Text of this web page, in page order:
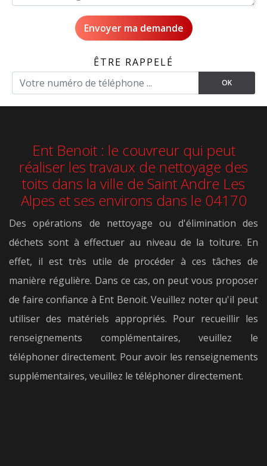
ÊTRE RAPPELÉ
Ent Benoit : le couvreur qui peut
réaliser les travaux de nettoyage des
toits dans la ville de Saint Andre Les
Alpes et ses environs dans le 04170
Des opérations de nettoyage ou d'élimination des
déchets sont à effectuer au niveau de la toiture. En
effet, il est très utile de procéder à ces tâches de
manière régulière. Dans ce cas, on peut vous proposer
de faire confiance à Ent Benoit. Veuillez noter qu'il peut
utiliser des matériels appropriés. Pour recueillir les
renseignements complémentaires, veuillez le
téléphoner directement. Pour avoir les renseignements
supplémentaires, veuillez le téléphoner directement.